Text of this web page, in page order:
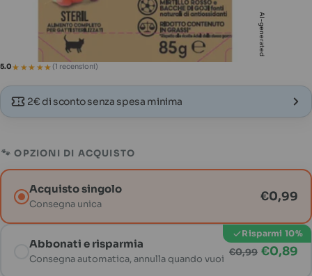
AI-generated
5.0★★★★★
★★★★★ (1 recensioni)
2€ di sconto senza spesa minima
🐾 OPZIONI DI ACQUISTO
Acquisto singolo
Consegna unica
€0,99
Risparmi 10%
Abbonati e risparmia
Consegna automatica, annulla quando vuoi
€0,99 €0,89